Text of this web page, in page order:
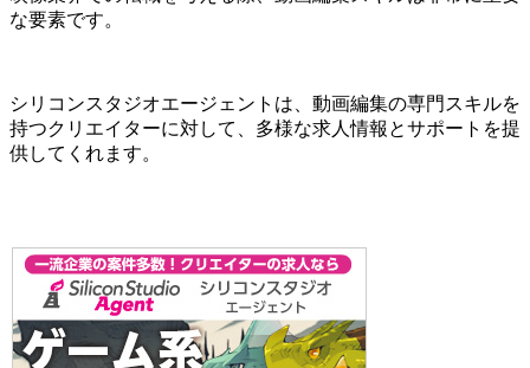
な要素です。
シリコンスタジオエージェントは、動画編集の専門スキルを
持つクリエイターに対して、多様な求人情報とサポートを提
供してくれます。